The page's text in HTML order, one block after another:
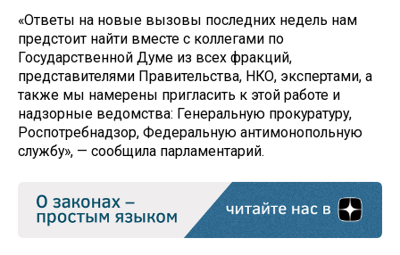
«Ответы на новые вызовы последних недель нам
предстоит найти вместе с коллегами по
Государственной Думе из всех фракций,
представителями Правительства, НКО, экспертами, а
также мы намерены пригласить к этой работе и
надзорные ведомства: Генеральную прокуратуру,
Роспотребнадзор, Федеральную антимонопольную
службу», — сообщила парламентарий.